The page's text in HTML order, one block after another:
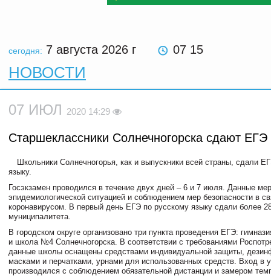
сегодня: 7 августа 2026 г 07 15
НОВОСТИ
07 ИЮЛ 2020 14:29
Старшеклассники Солнечногорска сдают ЕГЭ
Школьники Солнечногорья, как и выпускники всей страны, сдали
языку.
Госэкзамен проводился в течение двух дней – 6 и 7 июля. Данные
эпидемиологической ситуацией и соблюдением мер безопасности в
коронавирусом. В первый день ЕГЭ по русскому языку сдали более
муниципалитета.
В городском округе организовано три пункта проведения ЕГЭ:
и школа №4 Солнечногорска. В соответствии с требованиями
данные школы оснащены средствами индивидуальной защиты,
масками и перчатками, урнами для использованных средств. Вход в
производился с соблюдением обязательной дистанции и замером